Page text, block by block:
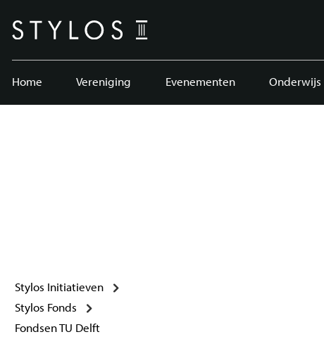
Home Vereniging Evenementen Onderwijs
Stylos Initiatieven
Stylos Fonds
Fondsen TU Delft